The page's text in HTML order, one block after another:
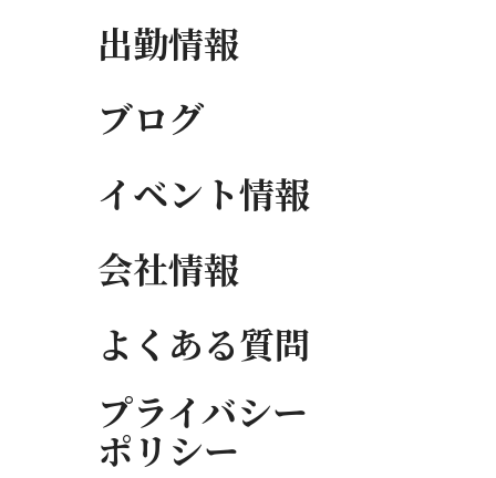
出勤情報
ブログ
イベント情報
会社情報
よくある質問
プライバシー
ポリシー